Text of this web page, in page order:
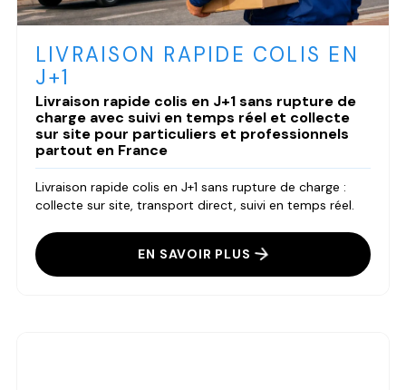
LIVRAISON RAPIDE COLIS EN
J+1
Livraison rapide colis en J+1 sans rupture de
charge avec suivi en temps réel et collecte
sur site pour particuliers et professionnels
partout en France
Livraison rapide colis en J+1 sans rupture de charge :
collecte sur site, transport direct, suivi en temps réel.
EN SAVOIR PLUS